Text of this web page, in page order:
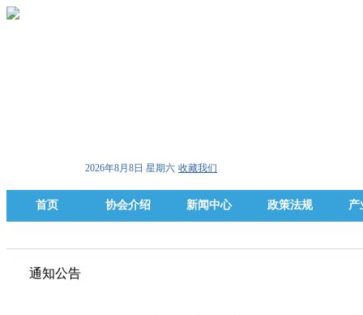
2026年8月8日 星期六 收藏我们
首页 协会介绍 新闻中心 政策法规 产
通知公告